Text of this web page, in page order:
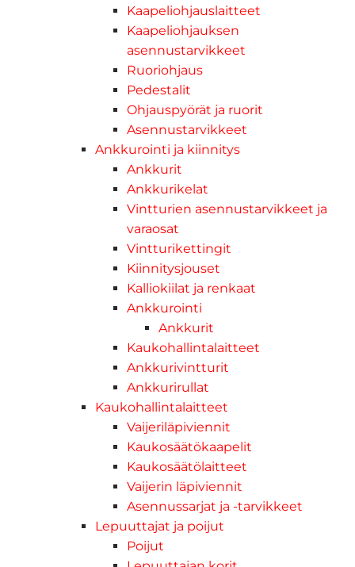
Kaapeliohjauslaitteet
Kaapeliohjauksen
asennustarvikkeet
Ruoriohjaus
Pedestalit
Ohjauspyörät ja ruorit
Asennustarvikkeet
Ankkurointi ja kiinnitys
Ankkurit
Ankkurikelat
Vintturien asennustarvikkeet ja
varaosat
Vintturikettingit
Kiinnitysjouset
Kalliokiilat ja renkaat
Ankkurointi
Ankkurit
Kaukohallintalaitteet
Ankkurivintturit
Ankkurirullat
Kaukohallintalaitteet
Vaijeriläpiviennit
Kaukosäätökaapelit
Kaukosäätölaitteet
Vaijerin läpiviennit
Asennussarjat ja -tarvikkeet
Lepuuttajat ja poijut
Poijut